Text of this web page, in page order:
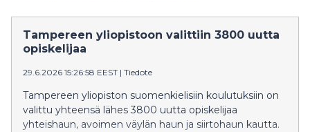
Tampereen yliopistoon valittiin 3800 uutta
opiskelijaa
29.6.2026 15:26:58 EEST | Tiedote
Tampereen yliopiston suomenkielisiin koulutuksiin on
valittu yhteensä lähes 3800 uutta opiskelijaa
yhteishaun, avoimen väylän haun ja siirtohaun kautta.